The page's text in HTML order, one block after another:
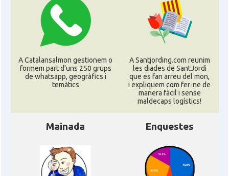
A Catalansalmon gestionem o
formem part d'uns 250 grups
de whatsapp, geogràfics i
temàtics
A Santjording.com reunim
les diades de SantJordi
que es fan arreu del mon,
i expliquem com fer-ne de
manera fàcil i sense
maldecaps logí­stics!
Mainada Enquestes